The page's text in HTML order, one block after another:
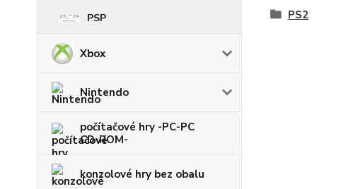
PSP
Xbox
Nintendo
počítačové hry -PC-PC
CD-ROM-
konzolové hry bez obalu
PS2